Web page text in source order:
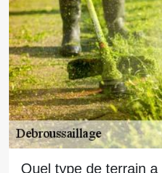
Quel type de terrain a